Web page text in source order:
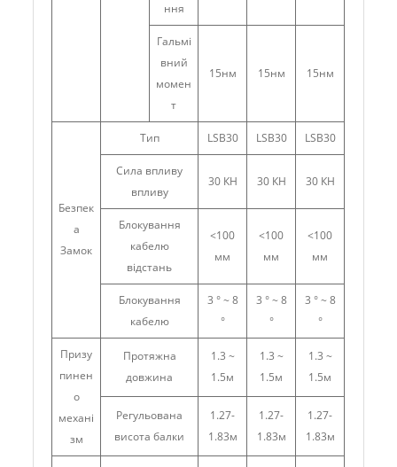
ння
Гальмі
вний
момен
т
15нм 15нм 15нм
Безпек
а
Замок
Тип LSB30 LSB30 LSB30
Сила впливу
впливу
30 КН 30 КН 30 КН
Блокування
кабелю
відстань
<100
мм
<100
мм
<100
мм
Блокування
кабелю
3 ° ~ 8
°
3 ° ~ 8
°
3 ° ~ 8
°
Призу
пинен
о
механі
зм
Протяжна
довжина
1.3 ~
1.5м
1.3 ~
1.5м
1.3 ~
1.5м
Регульована
висота балки
1.27-
1.83м
1.27-
1.83м
1.27-
1.83м